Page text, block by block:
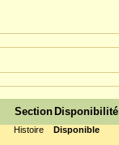
Section Disponibilité
Histoire Disponible